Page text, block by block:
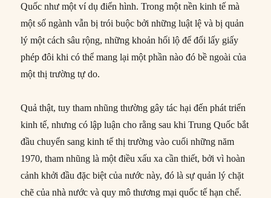
Quốc như một ví dụ điển hình. Trong một nền kinh tế mà
một số ngành vẫn bị trói buộc bởi những luật lệ và bị quản
lý một cách sâu rộng, những khoản hối lộ để đổi lấy giấy
phép đôi khi có thể mang lại một phần nào đó bề ngoài của
một thị trường tự do.
Quả thật, tuy tham nhũng thường gây tác hại đến phát triển
kinh tế, nhưng có lập luận cho rằng sau khi Trung Quốc bắt
đầu chuyển sang kinh tế thị trường vào cuối những năm
1970, tham nhũng là một điều xấu xa cần thiết, bởi vì hoàn
cảnh khởi đầu đặc biệt của nước này, đó là sự quản lý chặt
chẽ của nhà nước và quy mô thương mại quốc tế hạn chế.